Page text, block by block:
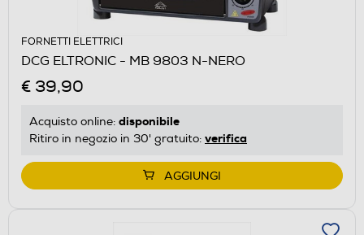
FORNETTI ELETTRICI
DCG ELTRONIC - MB 9803 N-NERO
€ 39,90
Acquisto online: disponibile
Ritiro in negozio in 30' gratuito: verifica
AGGIUNGI